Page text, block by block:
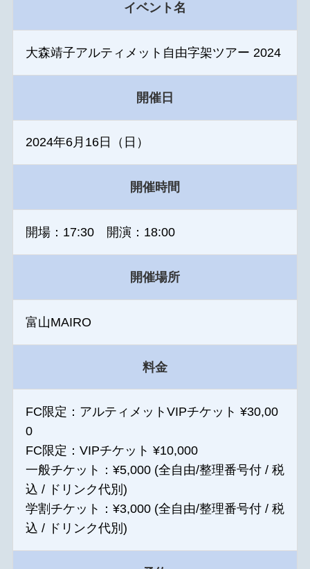
イベント名
大森靖子アルティメット自由字架ツアー 2024
開催日
2024年6月16日（日）
開催時間
開場：17:30 開演：18:00
開催場所
富山MAIRO
料金
FC限定：アルティメットVIPチケット ¥30,00
0
FC限定：VIPチケット ¥10,000
一般チケット：¥5,000 (全自由/整理番号付 / 税
込 / ドリンク代別)
学割チケット：¥3,000 (全自由/整理番号付 / 税
込 / ドリンク代別)